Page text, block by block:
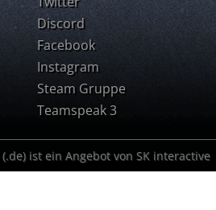
Discord
Facebook
Instagram
Steam Gruppe
Teamspeak 3
(.de) ist ein Angebot von SK interactive